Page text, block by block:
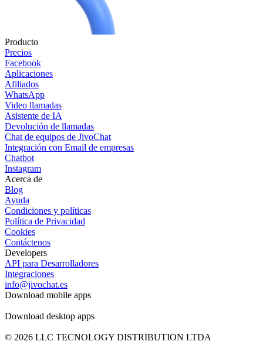
Producto
Precios
Facebook
Aplicaciones
Afiliados
WhatsApp
Video llamadas
Asistente de IA
Devolución de llamadas
Chat de equipos de JivoChat
Integración con Email de empresas
Chatbot
Instagram
Acerca de
Blog
Ayuda
Condiciones y políticas
Política de Privacidad
Cookies
Contáctenos
Developers
API para Desarrolladores
Integraciones
info@jivochat.es
Download mobile apps
Download desktop apps
© 2026 LLC TECNOLOGY DISTRIBUTION LTDA